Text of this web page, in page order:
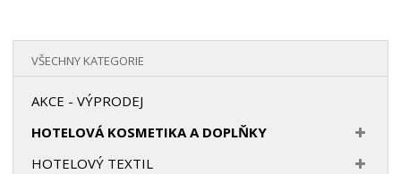
VŠECHNY KATEGORIE
AKCE - VÝPRODEJ
HOTELOVÁ KOSMETIKA A DOPLŇKY
HOTELOVÝ TEXTIL